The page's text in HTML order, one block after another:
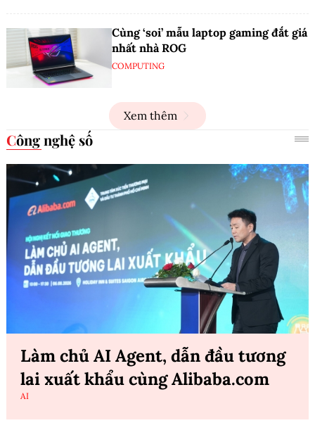
Cùng ‘soi’ mẫu laptop gaming đắt giá
nhất nhà ROG
COMPUTING
Xem thêm
Công nghệ số
Làm chủ AI Agent, dẫn đầu tương
lai xuất khẩu cùng Alibaba.com
AI